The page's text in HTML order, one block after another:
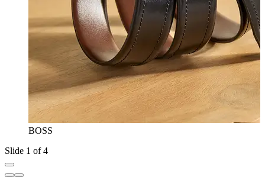
BOSS
Slide 1 of 4